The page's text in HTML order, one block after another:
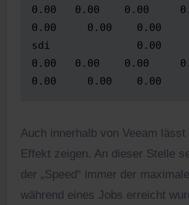
0.00   0.00    0.00
0.00     0.00    0.00
sdi              0.00
0.00   0.00    0.00
Auch innerhalb von Veeam
Effekt zeigen. An dieser Stelle
der „Speed“ immer der
während eines Jobs erreicht